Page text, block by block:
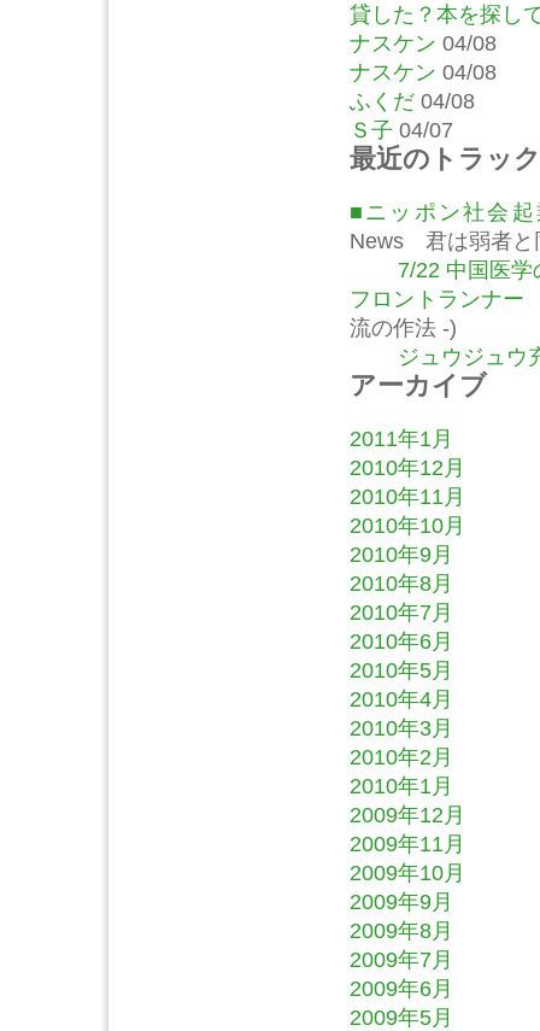
貸した？本を探し
ナスケン 04/08
ナスケン 04/08
ふくだ 04/08
Ｓ子 04/07
最近のトラッ
■ニッポン社会
News 君は弱者と
7/22 中国医
フロントランナー
流の作法 -)
ジュウジュウ
アーカイブ
2011年1月
2010年12月
2010年11月
2010年10月
2010年9月
2010年8月
2010年7月
2010年6月
2010年5月
2010年4月
2010年3月
2010年2月
2010年1月
2009年12月
2009年11月
2009年10月
2009年9月
2009年8月
2009年7月
2009年6月
2009年5月